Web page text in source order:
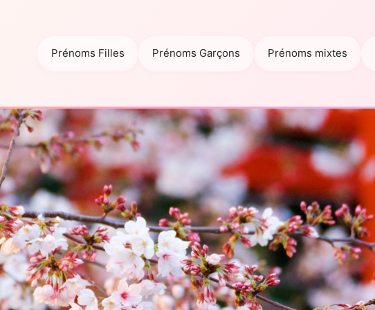
Prénoms Filles Prénoms Garçons Prénoms mixtes